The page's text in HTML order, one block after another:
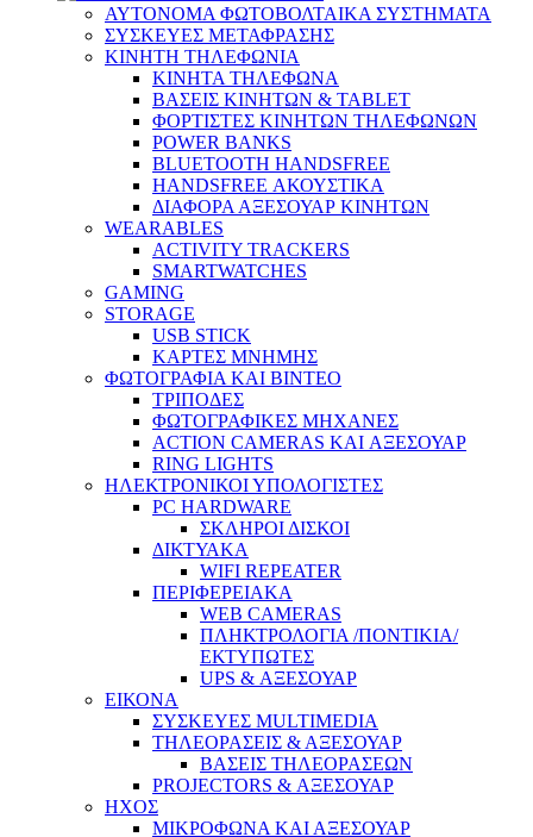
ΑΥΤΟΝΟΜΑ ΦΩΤΟΒΟΛΤΑΙΚΑ ΣΥΣΤΗΜΑΤΑ
ΣΥΣΚΕΥΕΣ ΜΕΤΑΦΡΑΣΗΣ
ΚΙΝΗΤΗ ΤΗΛΕΦΩΝΙΑ
ΚΙΝΗΤΑ ΤΗΛΕΦΩΝΑ
ΒΑΣΕΙΣ ΚΙΝΗΤΩΝ & TABLET
ΦΟΡΤΙΣΤΕΣ ΚΙΝΗΤΩΝ ΤΗΛΕΦΩΝΩΝ
POWER BANKS
BLUETOOTH HANDSFREE
HANDSFREE ΑΚΟΥΣΤΙΚΑ
ΔΙΑΦΟΡΑ ΑΞΕΣΟΥΑΡ ΚΙΝΗΤΩΝ
WEARABLES
ACTIVITY TRACKERS
SMARTWATCHES
GAMING
STORAGE
USB STICK
ΚΑΡΤΕΣ ΜΝΗΜΗΣ
ΦΩΤΟΓΡΑΦΙΑ ΚΑΙ ΒΙΝΤΕΟ
ΤΡΙΠΟΔΕΣ
ΦΩΤΟΓΡΑΦΙΚΕΣ ΜΗΧΑΝΕΣ
ACTION CAMERAS KAI ΑΞΕΣΟΥΑΡ
RING LIGHTS
ΗΛΕΚΤΡΟΝΙΚΟΙ ΥΠΟΛΟΓΙΣΤΕΣ
PC HARDWARE
ΣΚΛΗΡΟΙ ΔΙΣΚΟΙ
ΔΙΚΤΥΑΚΑ
WIFI REPEATER
ΠΕΡΙΦΕΡΕΙΑΚΑ
WEB CAMERAS
ΠΛΗΚΤΡΟΛΟΓΙΑ /ΠΟΝΤΙΚΙΑ/
ΕΚΤΥΠΩΤΕΣ
UPS & ΑΞΕΣΟΥΑΡ
ΕΙΚΟΝΑ
ΣΥΣΚΕΥΕΣ MULTIMEDIA
ΤΗΛΕΟΡΑΣΕΙΣ & ΑΞΕΣΟΥΑΡ
ΒΑΣΕΙΣ ΤΗΛΕΟΡΑΣΕΩΝ
PROJECTORS & ΑΞΕΣΟΥΑΡ
ΗΧΟΣ
ΜΙΚΡΟΦΩΝΑ ΚΑΙ ΑΞΕΣΟΥΑΡ